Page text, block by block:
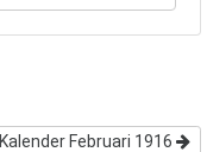
Kalender Februari 1916